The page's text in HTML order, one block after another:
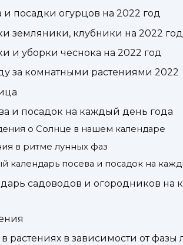
посадки огурцов на 2022 год
земляники, клубники на 2022 год
и уборки чеснока на 2022 год
за комнатными растениями 2022
и посадок на каждый день года
о Солнце в нашем календаре
в ритме лунных фаз
календарь посева и посадок на
садоводов и огородников на
в зависимости от фазы